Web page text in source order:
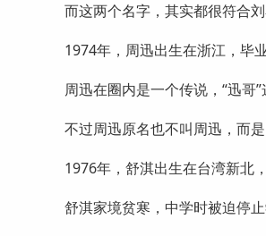
而这两个名字，其实都很符合刘
1974年，周迅出生在浙江，毕
周迅在圈内是一个传说，“迅哥
不过周迅原名也不叫周迅，而
1976年，舒淇出生在台湾新北
舒淇家境贫寒，中学时被迫停止